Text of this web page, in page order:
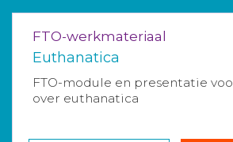
FTO-werkmateriaal
Euthanatica
FTO-module en presentatie
over euthanatica